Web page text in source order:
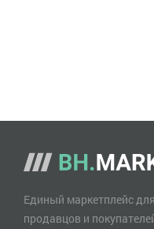
Единый маркетплейс
продавцов и